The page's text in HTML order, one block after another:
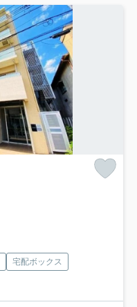
宅配ボックス